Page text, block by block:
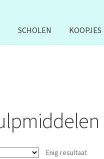
SCHOLEN KOOPJES
Enig resultaat